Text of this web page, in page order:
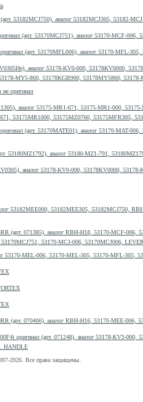
MY5-860, 53178KGB900, 53178MY5860,
не оригинал
53175MR1000, 53175MZ0760, 53175MFR305,
53170-MCJ-006, 53170MCJ006,
HANDLE
2026. Все права защищены.